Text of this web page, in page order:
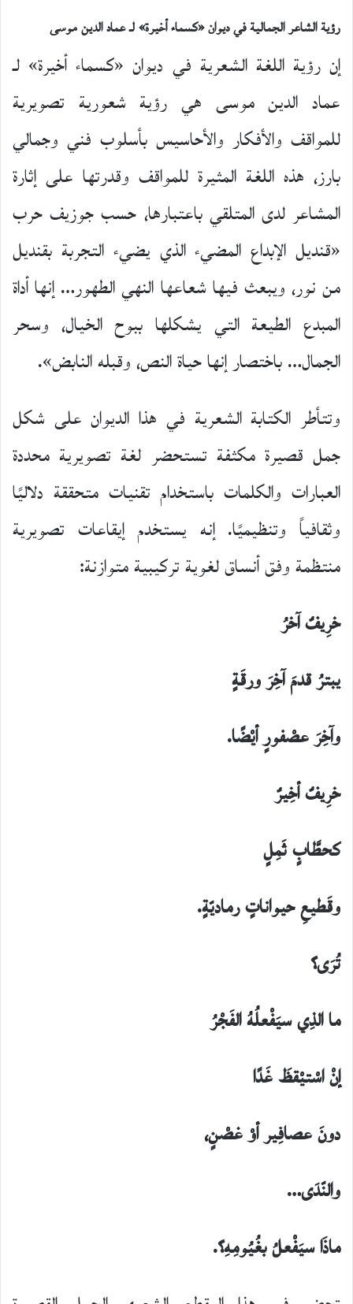
رؤية الشاعر الجماليةفي ديوان «كسماء أخيرة» لـ عماد الدين موسى
إن رؤية اللغة الشعرية في ديوان «كسماء أخيرة» لـ
عماد الدين موسى هي رؤية شعورية تصويرية
للمواقف والأفكار والأحاسيس بأسلوب فني وجمالي
بارز، هذه اللغة المثيرة للمواقف وقدرتها على إثارة
المشاعر لدى المتلقي باعتبارها، حسب جوزيف حرب
«قنديل الإبداع المضيء الذي يضيء التجربة بقنديل
من نور، ويبعث فيها شعاعها النهي الطهور… إنها أداة
المبدع الطيعة التي يشكلها ببوح الخيال، وسحر
الجمال… باختصار إنها حياة النص، وقبله النابض».
وتتأطر الكتابة الشعرية في هذا الديوان على شكل
جمل قصيرة مكثفة تستحضر لغة تصويرية محددة
العبارات والكلمات باستخدام تقنيات متحققة دلاليًا
وثقافياً وتنظيميًا. إنه يستخدم إيقاعات تصويرية
منتظمة وفق أنساق لغوية تركيبية متوازنة:
خرِيفٌ آخرُ
يبترُ قدمَ آخِرَ ورقَةٍ
وآخِرَ عصْفورٍ أيْضًا.
خرِيفٌ أخِيرٌ
كحطَّابٍ ثَمِلٍ
وقَطيعِ حيواناتٍ رماديّةٍ.
تُرَى؟
ما الذِي سيَفْعلُهُ الفَجْرُ
إنْ اسْتيْقظَ غَدًا
دونَ عصافِير أوْ غصْنٍ،
والنّدَى…
ماذَا سيَفْعلُ بغُيُومِهِ؟.